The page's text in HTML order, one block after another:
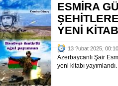
ESMİRA
YENİ
13 ?ubat 2025, 00:10
Azerbaycanlı Şair
yeni kitabı yayımlandı.